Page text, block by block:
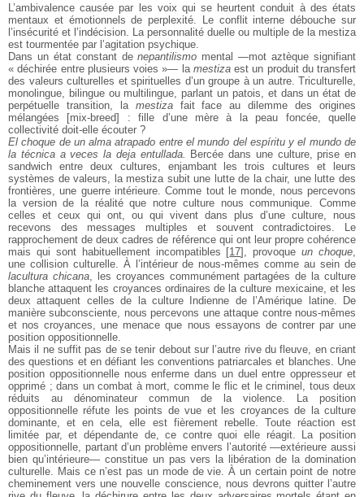
L’ambivalence causée par les voix qui se heurtent conduit à des états
mentaux et émotionnels de perplexité. Le conflit interne débouche sur
l’insécurité et l’indécision. La personnalité duelle ou multiple de la mestiza
est tourmentée par l’agitation psychique.
Dans un état constant denepantilismo mental —mot aztèque signifiant
« déchirée entre plusieurs voies »— la mestizaest un produit du transfert
des valeurs culturelles et spirituelles d’un groupe à un autre. Triculturelle,
monolingue, bilingue ou multilingue, parlant un patois, et dans un état de
perpétuelle transition, la mestizafait face au dilemme des origines
mélangées [mix-breed] : fille d’une mère à la peau foncée, quelle
collectivité doit-elle écouter ?
El choque de un alma atrapado entre el mundo del espíritu y el mundo de
la técnica a veces la deja entullada.
Bercée dans une culture, prise en
sandwich entre deux cultures, enjambant les trois cultures et leurs
systèmes de valeurs, la mestiza subit une lutte de la chair, une lutte des
frontières, une guerre intérieure. Comme tout le monde, nous percevons
la version de la réalité que notre culture nous communique. Comme
celles et ceux qui ont, ou qui vivent dans plus d’une culture, nous
recevons des messages multiples et souvent contradictoires. Le
rapprochement de deux cadres de référence qui ont leur propre cohérence
mais qui sont habituellement incompatibles [17] , provoqueun choque
une collision culturelle. À l’intérieur de nous-mêmes comme au sein de
lacultura chicana, les croyances communément partagées de la culture
blanche attaquent les croyances ordinaires de la culture mexicaine, et les
deux attaquent celles de la culture Indienne de l’Amérique latine. De
manière subconsciente, nous percevons une attaque contre nous-mêmes
et nos croyances, une menace que nous essayons de contrer par une
position oppositionnelle.
Mais il ne suffit pas de se tenir debout sur l’autre rive du fleuve, en criant
des questions et en défiant les conventions patriarcales et blanches. Une
position oppositionnelle nous enferme dans un duel entre oppresseur et
opprimé ; dans un combat à mort, comme le flic et le criminel, tous deux
réduits au dénominateur commun de la violence. La position
oppositionnelle réfute les points de vue et les croyances de la culture
dominante, et en cela, elle est fièrement rebelle. Toute réaction est
limitée par, et dépendante de, ce contre quoi elle réagit. La position
oppositionnelle, partant d’un problème envers l’autorité —extérieure aussi
bien qu’intérieure— constitue un pas vers la libération de la domination
culturelle. Mais ce n’est pas un mode de vie. À un certain point de notre
cheminement vers une nouvelle conscience, nous devrons quitter l’autre